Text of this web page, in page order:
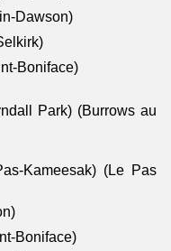
Dawson)
Boniface)
Park) (Burrows au
Kameesak) (Le Pas
Boniface)